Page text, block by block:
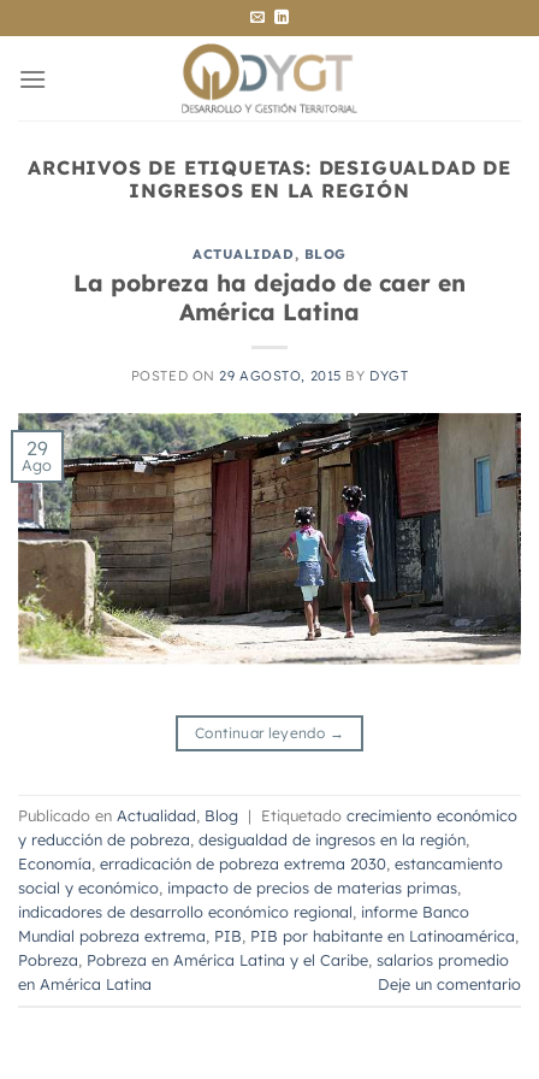
al
contenido
ARCHIVOS DE ETIQUETAS: DESIGUALDAD DE
INGRESOS EN LA REGIÓN
ACTUALIDAD, BLOG
La pobreza ha dejado de caer en
América Latina
POSTED ON29 AGOSTO, 2015 BY DYGT
29
Ago
Continuar leyendo →
Publicado en Actualidad Blog | Etiquetado crecimiento económico
y reducción de pobreza desigualdad de ingresos en la región
Economía erradicación de pobreza extrema 2030 estancamiento
social y económico impacto de precios de materias primas
indicadores de desarrollo económico regional informe Banco
Mundial pobreza extrema PIB PIB por habitante en Latinoamérica
Pobreza Pobreza en América Latina y el Caribe salarios promedio
en América Latina
Deje un comentario